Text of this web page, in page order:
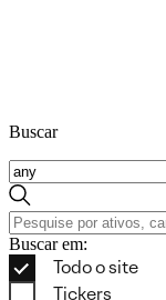
Buscar
Buscar em: